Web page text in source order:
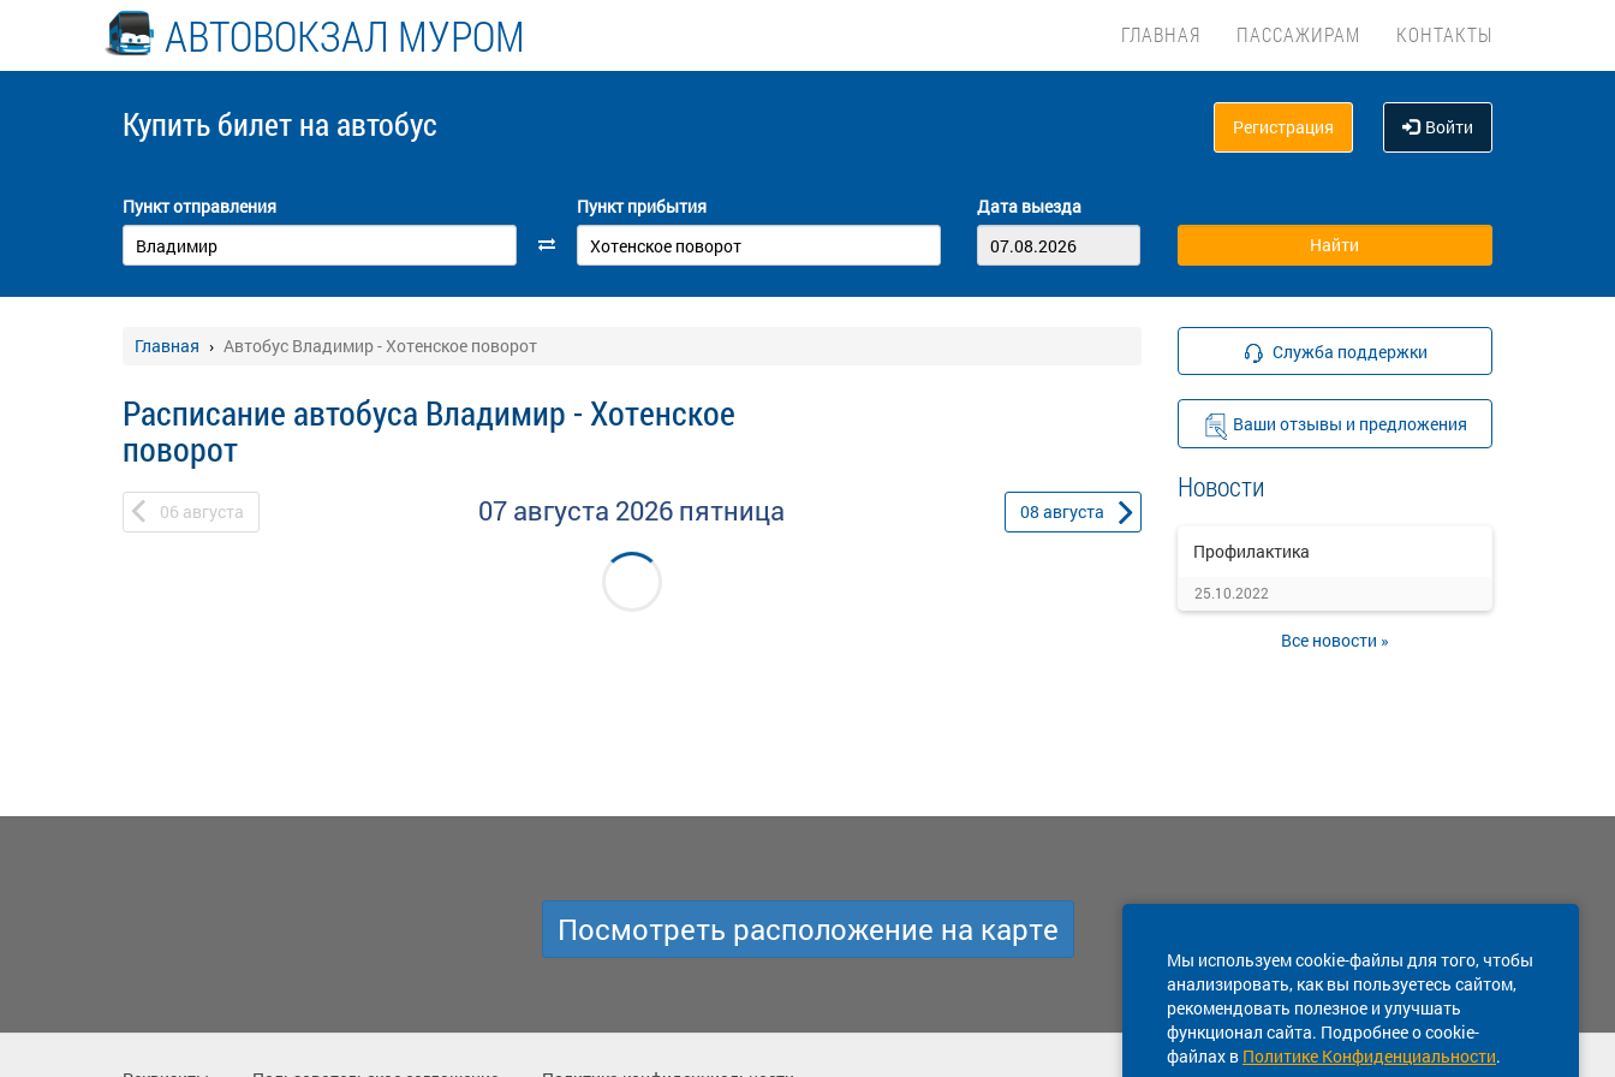
АВТОВОКЗАЛ МУРОМ ГЛАВНАЯ ПАССАЖИРАМ КОНТАКТЫ
Купить билет на автобус Регистрация Войти
Пункт отправления Пункт прибытия Дата выезда
Главная Автобус Владимир - Хотенское поворот
Расписание автобуса Владимир - Хотенское
поворот
06 августа 07 августа 2026 пятница 08 августа
Служба поддержки
Ваши отзывы и предложения
Новости
Профилактика
25.10.2022
Все новости »
Мы используем cookie-файлы для того, чтобы
анализировать, как вы пользуетесь сайтом,
рекомендовать полезное и улучшать
функционал сайта. Подробнее о cookie-
файлах в Политике Конфиденциальности.
Посмотреть расположение на карте